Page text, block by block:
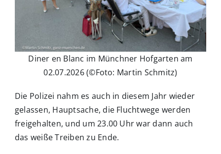
Diner en Blanc im Münchner Hofgarten am
02.07.2026 (©Foto: Martin Schmitz)
Die Polizei nahm es auch in diesem Jahr wieder
gelassen, Hauptsache, die Fluchtwege werden
freigehalten, und um 23.00 Uhr war dann auch
das weiße Treiben zu Ende.